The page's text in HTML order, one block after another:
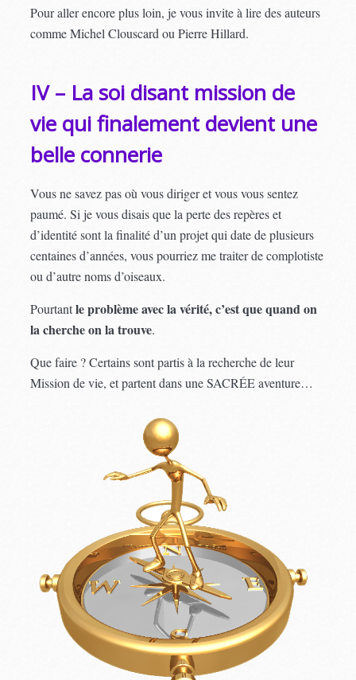
Pour aller encore plus loin, je vous invite à lire des auteurs
comme Michel Clouscard ou Pierre Hillard.
IV – La soi disant mission de
vie qui finalement devient une
belle connerie
Vous ne savez pas où vous diriger et vous vous sentez
paumé. Si je vous disais que la perte des repères et
d’identité sont la finalité d’un projet qui date de plusieurs
centaines d’années, vous pourriez me traiter de complotiste
ou d’autre noms d’oiseaux.
Pourtantle problème avec la vérité, c’est que quand on
la cherche on la trouve.
Que faire ? Certains sont partis à la recherche de leur
Mission de vie, et partent dans une SACRÉE aventure…